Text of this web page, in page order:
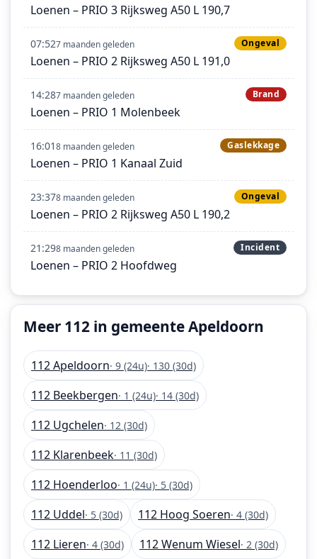
Loenen – PRIO 3 Rijksweg A50 L 190,7
07:527 maanden geleden Ongeval
Loenen – PRIO 2 Rijksweg A50 L 191,0
14:287 maanden geleden Brand
Loenen – PRIO 1 Molenbeek
16:018 maanden geleden Gaslekkage
Loenen – PRIO 1 Kanaal Zuid
23:378 maanden geleden Ongeval
Loenen – PRIO 2 Rijksweg A50 L 190,2
21:298 maanden geleden Incident
Loenen – PRIO 2 Hoofdweg
Meer 112 in gemeente Apeldoorn
112 Apeldoorn· 9 (24u)· 130 (30d)
112 Beekbergen· 1 (24u)· 14 (30d)
112 Ugchelen· 12 (30d)
112 Klarenbeek· 11 (30d)
112 Hoenderloo· 1 (24u)· 5 (30d)
112 Uddel· 5 (30d) 112 Hoog Soeren· 4 (30d)
112 Lieren· 4 (30d) 112 Wenum Wiesel· 2 (30d)